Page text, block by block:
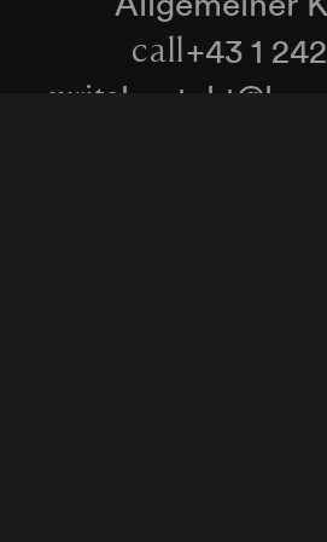
call+43 1
write